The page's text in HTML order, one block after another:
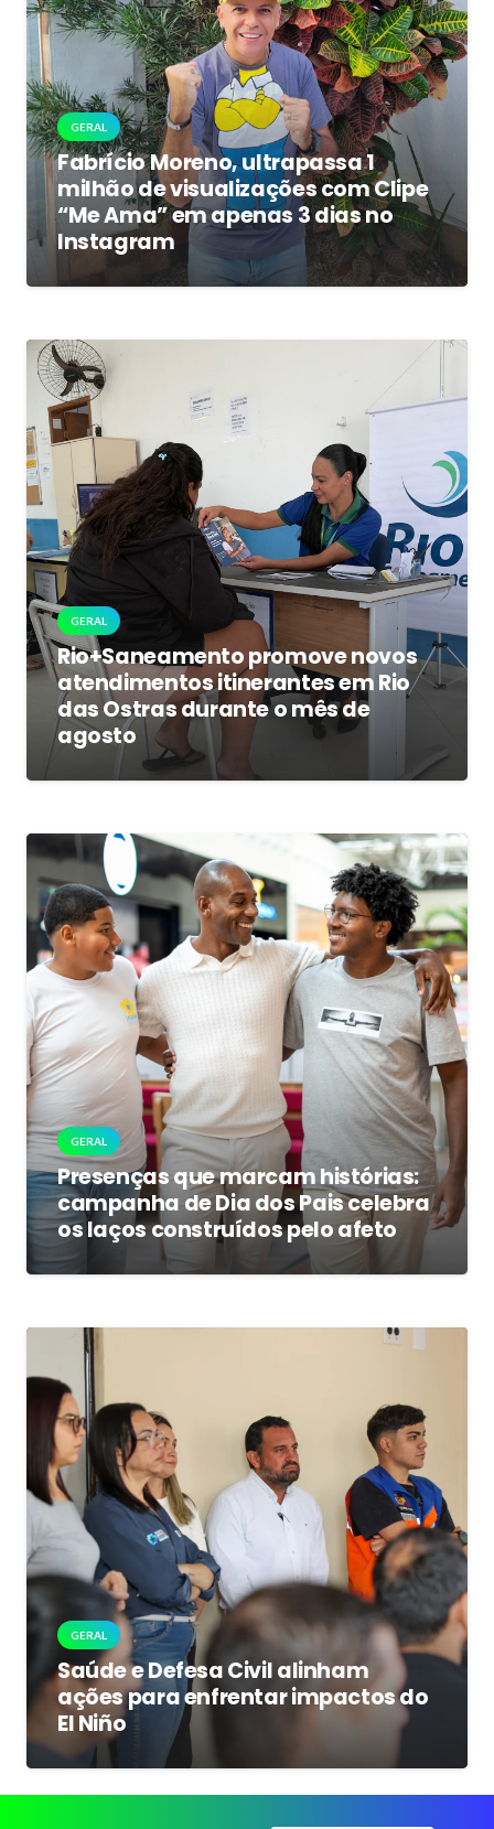
GERAL
Fabrício Moreno, ultrapassa 1
milhão de visualizações com Clipe
“Me Ama” em apenas 3 dias no
Instagram
GERAL
Rio+Saneamento promove novos
atendimentos itinerantes em Rio
das Ostras durante o mês de
agosto
GERAL
Presenças que marcam histórias:
campanha de Dia dos Pais celebra
os laços construídos pelo afeto
GERAL
Saúde e Defesa Civil alinham
ações para enfrentar impactos do
El Niño